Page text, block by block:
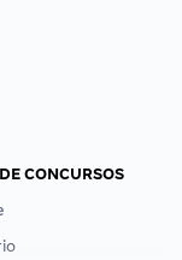
CONCURSOS